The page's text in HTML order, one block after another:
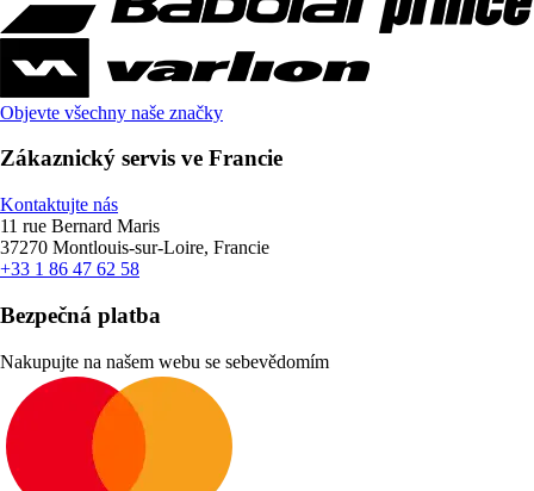
Objevte všechny naše značky
Zákaznický servis ve Francie
Kontaktujte nás
11 rue Bernard Maris
37270 Montlouis-sur-Loire, Francie
+33 1 86 47 62 58
Bezpečná platba
Nakupujte na našem webu se sebevědomím